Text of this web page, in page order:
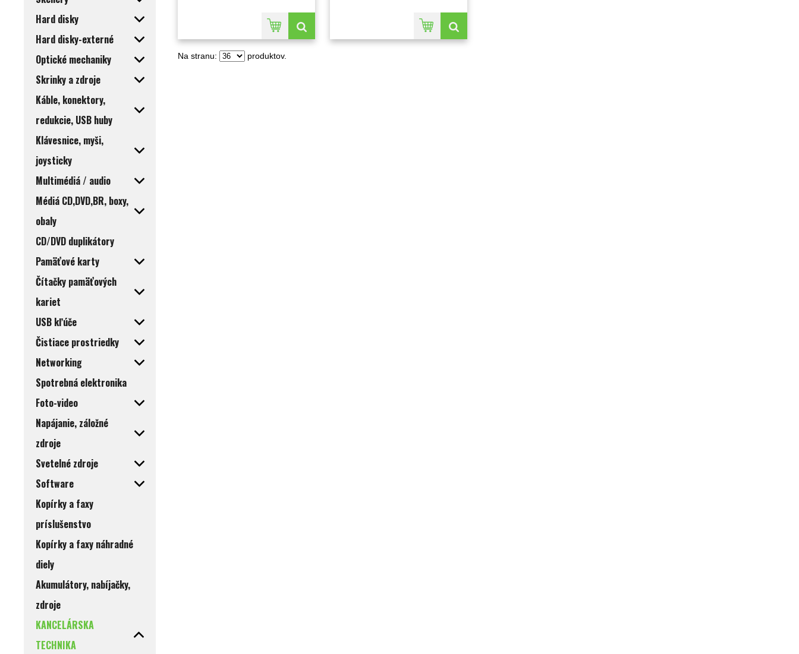
Hard disky
Hard disky-externé
Optické mechaniky
Skrinky a zdroje
Káble, konektory,
redukcie, USB huby
Klávesnice, myši,
joysticky
Multimédiá / audio
Médiá CD,DVD,BR, boxy,
obaly
CD/DVD duplikátory
Pamäťové karty
Čítačky pamäťových
kariet
USB kľúče
Čistiace prostriedky
Networking
Spotrebná elektronika
Foto-video
Napájanie, záložné
zdroje
Svetelné zdroje
Software
Kopírky a faxy
príslušenstvo
Kopírky a faxy náhradné
diely
Akumulátory, nabíjačky,
zdroje
KANCELÁRSKA
TECHNIKA
Na stranu: produktov.